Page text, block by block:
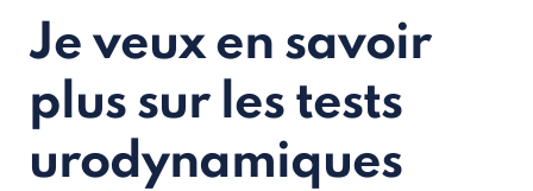
Je veux en savoir
plus sur les tests
urodynamiques